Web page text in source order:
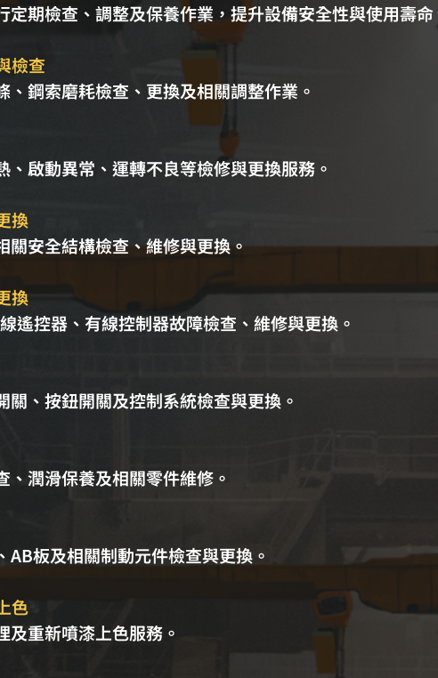
定期檢查、調整及保養作業，提升設備安全性與使用壽命
檢查
、鋼索磨耗檢查、更換及相關調整作業。
、啟動異常、運轉不良等檢修與更換服務。
換
關安全結構檢查、維修與更換。
換
遙控器、有線控制器故障檢查、維修與更換。
關、按鈕開關及控制系統檢查與更換。
、潤滑保養及相關零件維修。
AB板及相關制動元件檢查與更換。
色
及重新噴漆上色服務。